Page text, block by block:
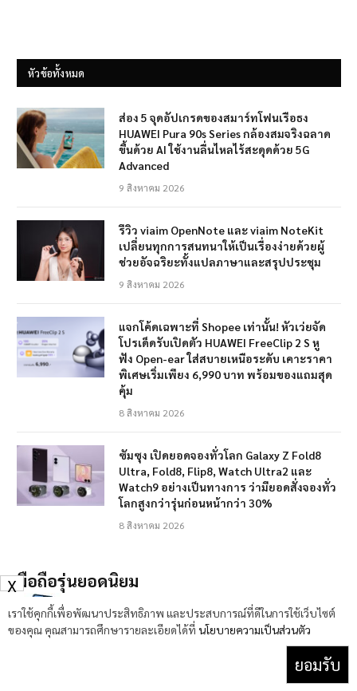
หัวข้อทั้งหมด
ส่อง 5 จุดอัปเกรดของสมาร์ทโฟนเรือธง
HUAWEI Pura 90s Series กล้องสมจริงฉลาด
ขึ้นด้วย AI ใช้งานลื่นไหลไร้สะดุดด้วย 5G
Advanced
9 สิงหาคม 2026
รีวิว viaim OpenNote และ viaim NoteKit
เปลี่ยนทุกการสนทนาให้เป็นเรื่องง่ายด้วยผู้
ช่วยอัจฉริยะทั้งแปลภาษาและสรุปประชุม
9 สิงหาคม 2026
แจกโค้ดเฉพาะที่ Shopee เท่านั้น! หัวเว่ยจัด
โปรเด็ดรับเปิดตัว HUAWEI FreeClip 2 S หู
ฟัง Open-ear ใส่สบายเหนือระดับ เคาะราคา
พิเศษเริ่มเพียง 6,990 บาท พร้อมของแถมสุด
คุ้ม
8 สิงหาคม 2026
ซัมซุง เปิดยอดจองทั่วโลก Galaxy Z Fold8
Ultra, Fold8, Flip8, Watch Ultra2 และ
Watch9 อย่างเป็นทางการ ว่ามียอดสั่งจองทั่ว
โลกสูงกว่ารุ่นก่อนหน้ากว่า 30%
8 สิงหาคม 2026
มือถือรุ่นยอดนิยม
Honor X7
6,299 บาท
เราใช้คุกกี้เพื่อพัฒนาประสิทธิภาพ และประสบการณ์ที่ดีในการใช้เว็บไซต์
ของคุณ คุณสามารถศึกษารายละเอียดได้ที่ นโยบายความเป็นส่วนตัว
ยอมรับ
X